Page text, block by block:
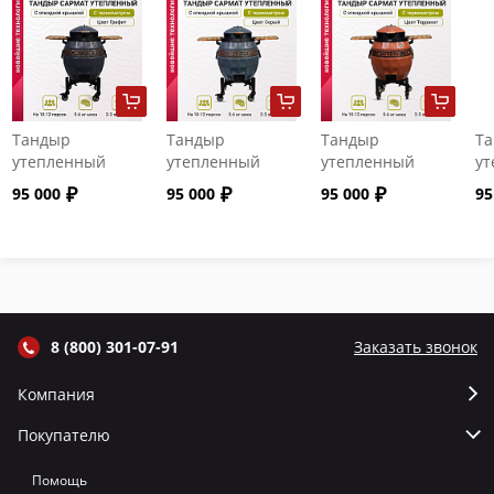
Тандыр
утепленный
"Сармат" с
откидной
95 000
Тандыр
утепленный
"Сармат" с
откидной
95 000
Тандыр
утепленный
"Сармат" с
откидной
95 000
8 (800) 301-07-91 Заказать звонок
Компания
Покупателю
Помощь